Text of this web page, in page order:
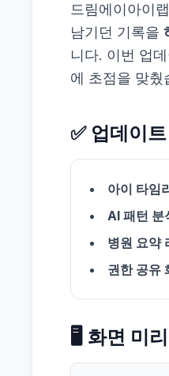
드림에이아이
남기던 기록을
니다. 이번 업
에 초점을 맞췄
✅ 업데이
아이 타임
AI 패턴 분
병원 요약
권한 공유
🖥️ 화면 미